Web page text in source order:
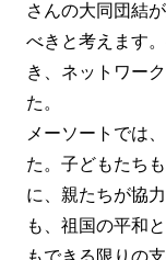
さんの大同団結
べきと考えます
き、ネットワー
た。
メーソートでは
た。子どもたち
に、親たちが協
も、祖国の平和